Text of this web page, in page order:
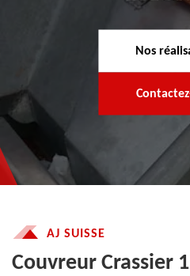
Nos
AJ SUISSE
Couvreur Crassier